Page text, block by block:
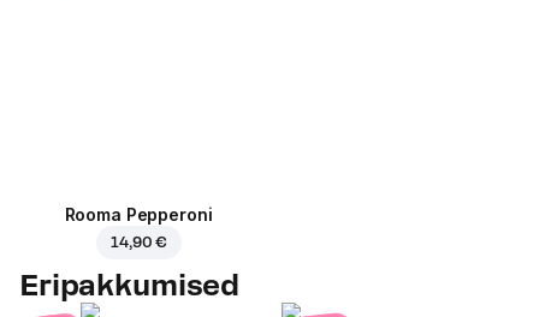
Rooma Pepperoni
14,90 €
Eripakkumised